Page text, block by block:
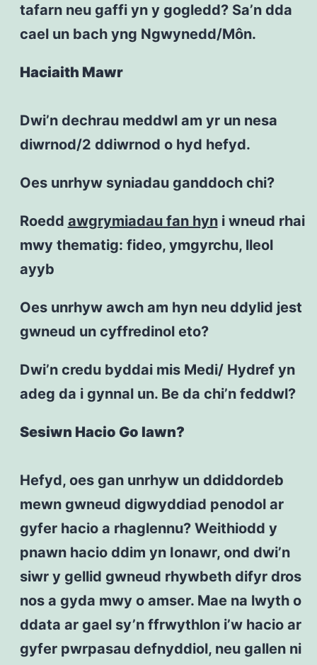
tafarn neu gaffi yn y gogledd? Sa’n dda
cael un bach yng Ngwynedd/Môn.
Haciaith Mawr
Dwi’n dechrau meddwl am yr un nesa
diwrnod/2 ddiwrnod o hyd hefyd.
Oes unrhyw syniadau ganddoch chi?
Roedd awgrymiadau fan hyni wneud rhai
mwy thematig: fideo, ymgyrchu, lleol
ayyb
Oes unrhyw awch am hyn neu ddylid jest
gwneud un cyffredinol eto?
Dwi’n credu byddai mis Medi/ Hydref yn
adeg da i gynnal un. Be da chi’n feddwl?
Sesiwn Hacio Go Iawn?
Hefyd, oes gan unrhyw un ddiddordeb
mewn gwneud digwyddiad penodol ar
gyfer hacio a rhaglennu? Weithiodd y
pnawn hacio ddim yn Ionawr, ond dwi’n
siwr y gellid gwneud rhywbeth difyr dros
nos a gyda mwy o amser. Mae na lwyth o
ddata ar gael sy’n ffrwythlon i’w hacio ar
gyfer pwrpasau defnyddiol, neu gallen ni